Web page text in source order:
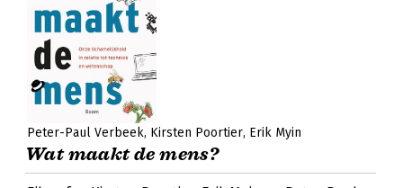
Peter-Paul Verbeek Kirsten Poortier Erik Myin
Wat maakt de mens?